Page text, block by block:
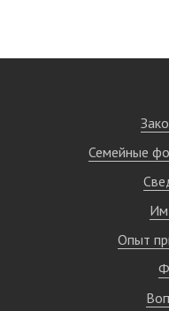
Семейные
Им
Опыт